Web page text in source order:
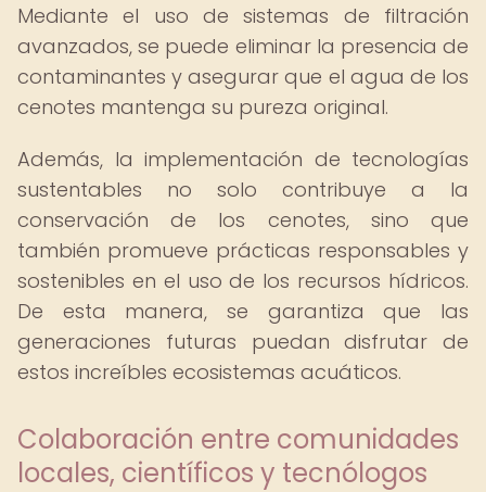
Mediante el uso de sistemas de filtración
avanzados, se puede eliminar la presencia de
contaminantes y asegurar que el agua de los
cenotes mantenga su pureza original.
Además, la implementación de tecnologías
sustentables no solo contribuye a la
conservación de los cenotes, sino que
también promueve prácticas responsables y
sostenibles en el uso de los recursos hídricos.
De esta manera, se garantiza que las
generaciones futuras puedan disfrutar de
estos increíbles ecosistemas acuáticos.
Colaboración entre comunidades
locales, científicos y tecnólogos